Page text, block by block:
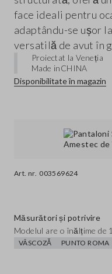
Art. nr. 003569624
face ideali pentru
adaptându-se ușor
versatilă de avut în
Proiectat la Veneția
Made inCHINA
Disponibilitate în magazin
Măsurători și potrivire
Modelul are o înălțime de
VÂSCOZĂ PUNTO ROMA